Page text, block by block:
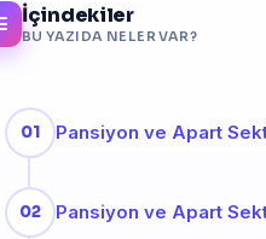
İçindekiler
BU YAZIDA NELER VAR?
Pansiyon ve Apart
Pansiyon ve Apart